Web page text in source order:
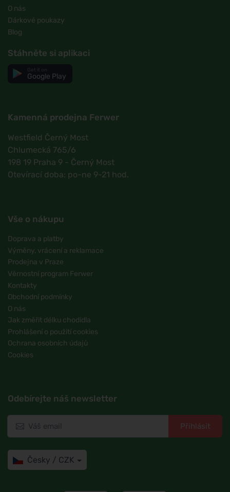
O nás
Dárkové poukazy
Blog
Stáhněte si aplikaci
Google Play
Kamenná prodejna Ferwer
Westfield Černý Most
Chlumecká 765/6
198 19 Praha 9 - Černý Most
Otevírací doba: po-ne 9-21 hod.
Vše o nákupu
Doprava a platby
Výměny, vrácení a reklamace
Prodejna v Praze
Věrnostní program Ferwer
Kontakty
Obchodní podmínky
O nás
Jak změřit délku chodidla
Prohlášení o použití cookies
Ochrana osobních údajů
Cookies
Odebírejte náš newsletter
Přihlásit
Česky / CZK